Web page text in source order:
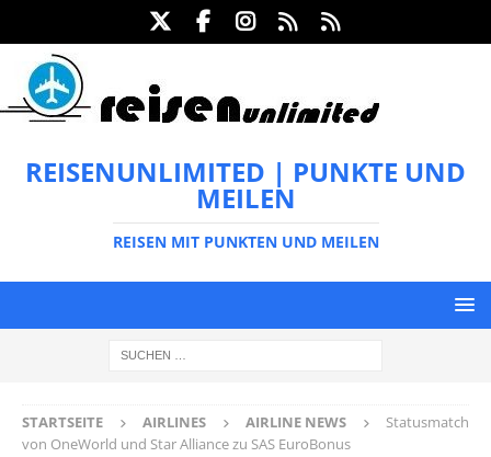
REISENUNLIMITED | PUNKTE UND
MEILEN
REISEN MIT PUNKTEN UND MEILEN
STARTSEITE AIRLINES AIRLINE NEWS
Statusmatch
von OneWorld und Star Alliance zu SAS EuroBonus